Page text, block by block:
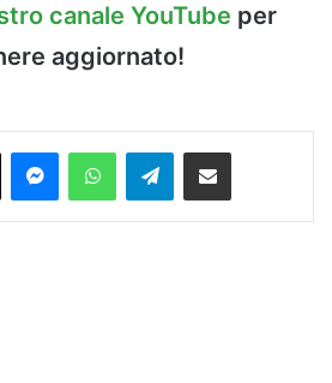
canale YouTube per
aggiornato!
X MessengerWhatsAppTelegramCondividi via Email